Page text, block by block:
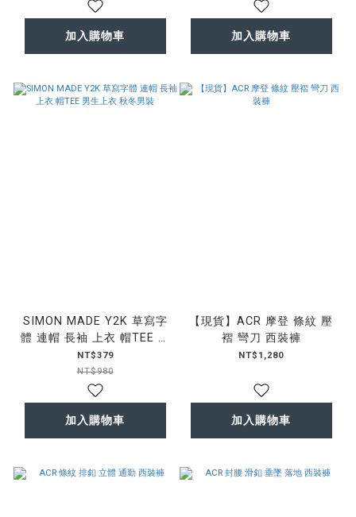
加入購物車 加入購物車
SIMON MADE Y2K 草寫字
體 連帽 長袖 上衣 帽TEE 男
生上衣 秋冬男裝
NT$379
NT$980
加入購物車
【現貨】ACR 摩登 條紋 壓
褶 彎刀 西裝褲
NT$1,280
加入購物車